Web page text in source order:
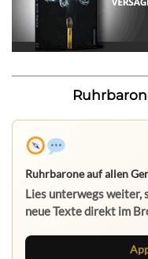
Ruhrbarone auf allen
Lies unterwegs weiter,
neue Texte direkt im